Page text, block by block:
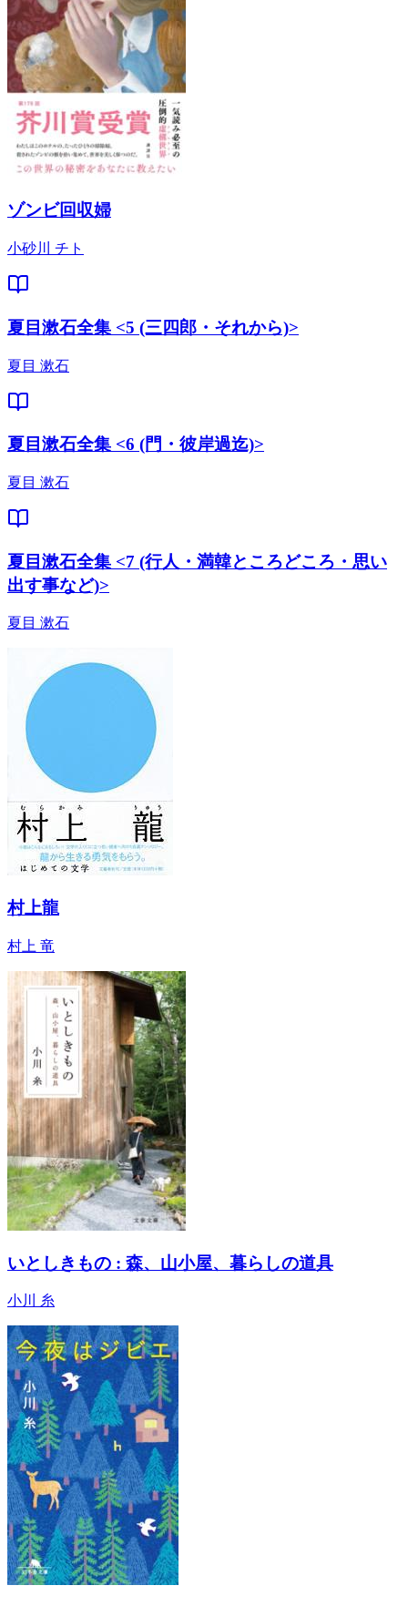
ゾンビ回収婦
小砂川 チト
夏目漱石全集 <5 (三四郎・それから)>
夏目 漱石
夏目漱石全集 <6 (門・彼岸過迄)>
夏目 漱石
夏目漱石全集 <7 (行人・満韓ところどころ・思い
出す事など)>
夏目 漱石
村上龍
村上 竜
いとしきもの : 森、山小屋、暮らしの道具
小川 糸